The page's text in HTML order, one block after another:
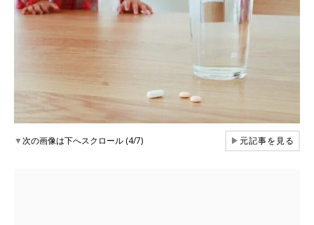
▼次の画像は下へスクロール (4/7) ▶元記事を見る